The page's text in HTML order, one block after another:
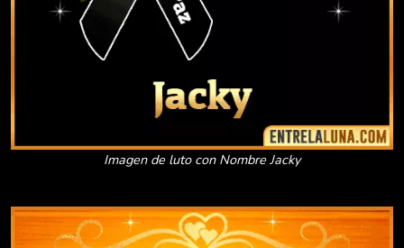
Imagen de luto con Nombre Jacky